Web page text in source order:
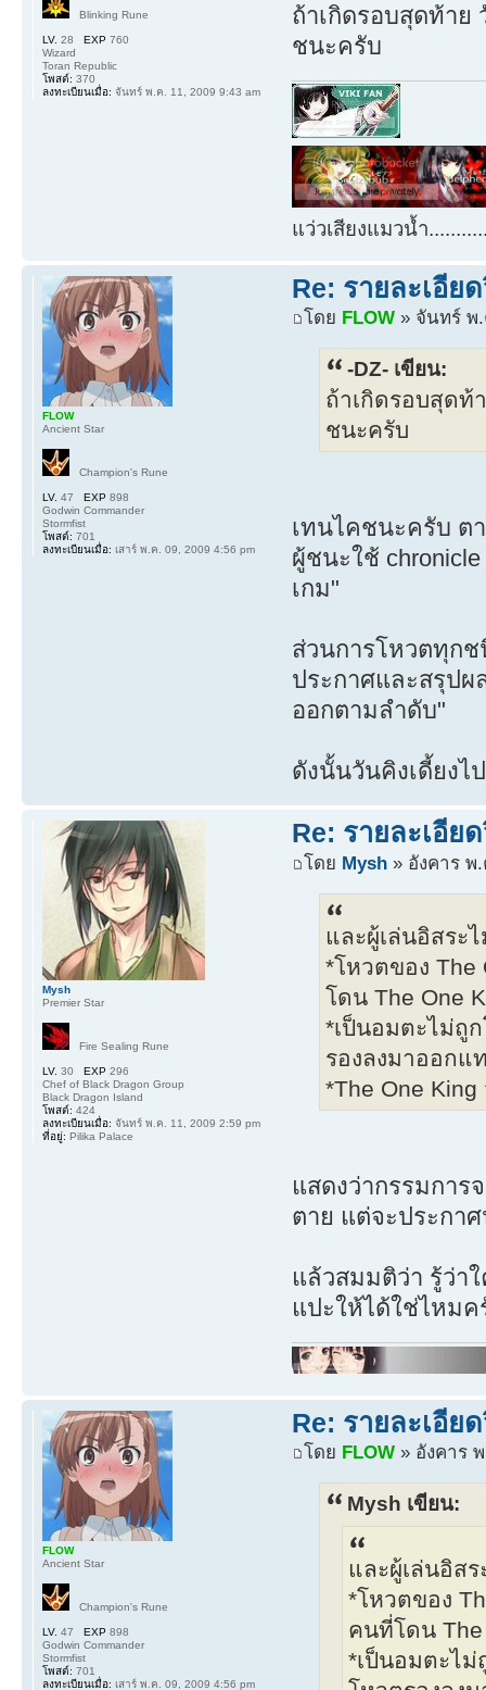
ถ้าเกิดรอบสุดท้าย
ชนะครับ
แว่วเสียงแมวน้ำ
Blinking Rune
LV. 28 EXP 760
Wizard
Toran Republic
โพสต์: 370
ลงทะเบียนเมื่อ: จันทร์ พ.ค. 11, 2009 9:43 am
Re: รายละเอีย
โดย FLOW » จันทร์ พ.
-DZ- เขียน:
ถ้าเกิดรอบสุดท้
ชนะครับ
เทนไคชนะครับ ต
ผู้ชนะใช้
เกม"
ส่วนการโหวตทุก
ประกาศและสรุปผ
ออกตามลำดับ"
ดังนั้นวันคิงเดี้ยงไ
FLOW
Ancient Star
Champion's Rune
LV. 47 EXP 898
Godwin Commander
Stormfist
โพสต์: 701
ลงทะเบียนเมื่อ: เสาร์ พ.ค. 09, 2009 4:56 pm
Re: รายละเอีย
โดย Mysh » อังคาร พ.
และผู้เล่นอิสระ
*โหวตของ The
โดน The One
*เป็นอมตะไม่ถู
รองลงมาออกแ
*The One
แสดงว่ากรรมการ
ตาย แต่จะประกา
แล้วสมมติว่า รู้ว่า
แปะให้ได้ใช่ไหมค
Mysh
Premier Star
Fire Sealing Rune
LV. 30 EXP 296
Chef of Black Dragon Group
Black Dragon Island
โพสต์: 424
ลงทะเบียนเมื่อ: จันทร์ พ.ค. 11, 2009 2:59 pm
ที่อยู่: Pilika Palace
Re: รายละเอีย
โดย FLOW » อังคาร
Mysh เขียน:
และผู้เล่นอิส
*โหวตของ
คนที่โดน
*เป็นอมตะไ
FLOW
Ancient Star
Champion's Rune
LV. 47 EXP 898
Godwin Commander
Stormfist
โพสต์: 701
ลงทะเบียนเมื่อ: เสาร์ พ.ค. 09, 2009 4:56 pm